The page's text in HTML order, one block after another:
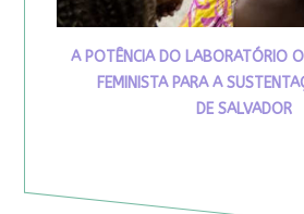
A POTÊNCIA DO LABORATÓRIO
FEMINISTA PARA A
DE SALVADOR